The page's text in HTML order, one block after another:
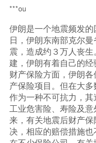
***ou
伊朗是一个地震频发
日，伊朗东南部克尔
震，造成约３万人丧
建，伊朗有着自己的
财产保险方面，伊朗
产保险项目。但在大
作为一种不可抗力，其
工业危害险、寿险及
来，有关地震后财产
决，相应的赔偿措施